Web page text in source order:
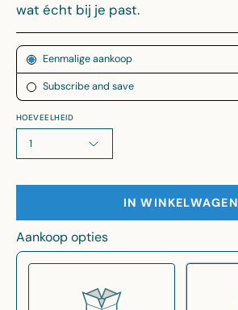
wat écht bij je past.
Abonnement
Eenmalige aankoop
Subscribe and save
HOEVEELHEID
1
IN WINKELWAGEN
Aankoop opties